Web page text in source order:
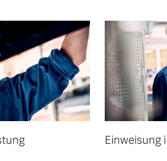
Gebrauchtwagen
Einweisung